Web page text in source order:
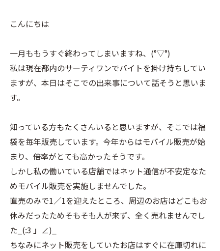
こんにちは
一月ももうすぐ終わってしまいますね、(°▽°)
私は現在都内のサーティワンでバイトを掛け持ちしてい
ますが、本日はそこでの出来事について話そうと思いま
す。
知っている方もたくさんいると思いますが、そこでは福
袋を毎年販売しています。今年からはモバイル販売が始
まり、倍率がとても高かったそうです。
しかし私の働いている店舗ではネット通信が不安定なた
めモバイル販売を実施しませんでした。
直売のみで1／1を迎えたところ、周辺のお店はどこもお
休みだったためそもそも人が来ず、全く売れませんでし
た_(:3 」∠)_
ちなみにネット販売をしていたお店はすぐに在庫切れに